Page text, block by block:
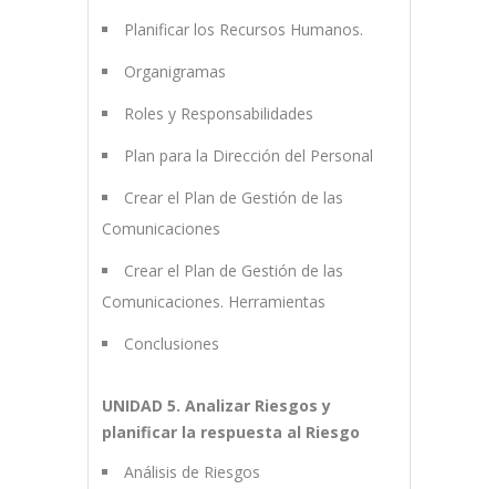
Planificar los Recursos Humanos.
Organigramas
Roles y Responsabilidades
Plan para la Dirección del Personal
Crear el Plan de Gestión de las
Comunicaciones
Crear el Plan de Gestión de las
Comunicaciones. Herramientas
Conclusiones
UNIDAD 5. Analizar Riesgos y
planificar la respuesta al Riesgo
Análisis de Riesgos